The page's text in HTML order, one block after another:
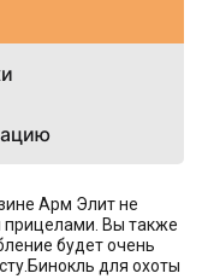
Арм Элит не
прицелами. Вы также
будет очень
для охоты